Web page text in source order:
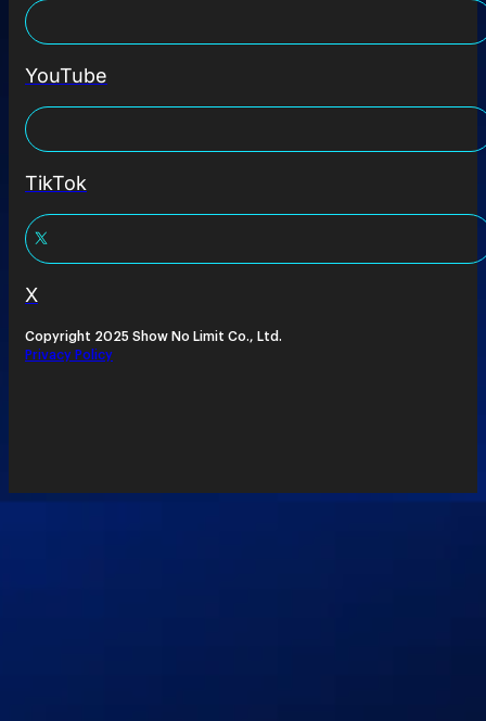
YouTube
TikTok
X
Copyright 2025 Show No Limit Co., Ltd.
Privacy Policy